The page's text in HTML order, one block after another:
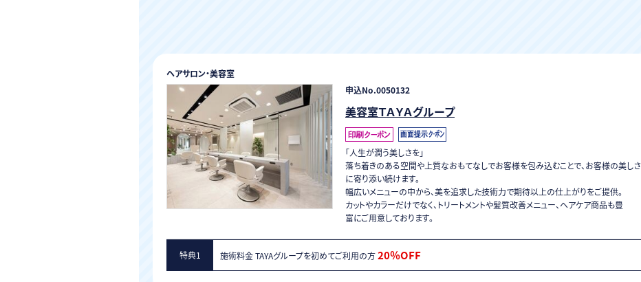
ヘアサロン・美容室
申込No.0050132
美容室ＴＡＹＡグループ
「人生が潤う美しさを」
落ち着きのある空間や上質なおもてなしでお客様を包み込むことで、お客様の美しさ
に寄り添い続けます。
幅広いメニューの中から、美を追求した技術力で期待以上の仕上がりをご提供。
カットやカラーだけでなく、トリートメントや髪質改善メニュー、ヘアケア商品も豊
富にご用意しております。
特典1 施術料金 TAYAグループを初めてご利用の方20％OFF